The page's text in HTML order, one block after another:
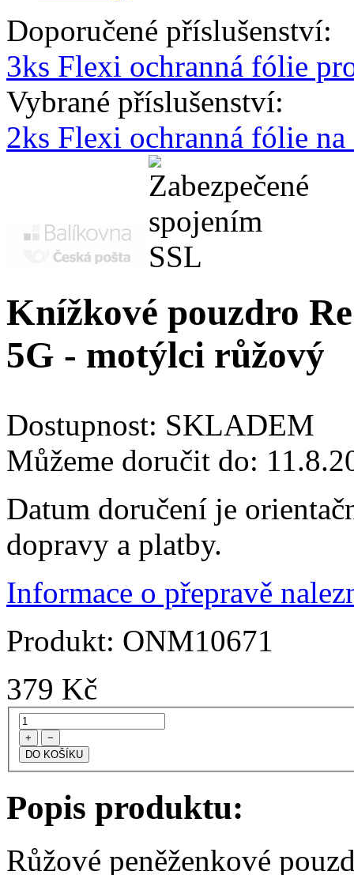
Doporučené příslušenství:
3ks Flexi ochranná fólie
Vybrané příslušenství:
2ks Flexi ochranná fólie
Knížkové pouzdro
5G - motýlci růžový
Dostupnost: SKLADEM
Můžeme doručit do:
Datum doručení je
dopravy a platby.
Informace o přepravě
Produkt: ONM10671
379 Kč
+ −
Popis produktu:
Růžové peněženkové